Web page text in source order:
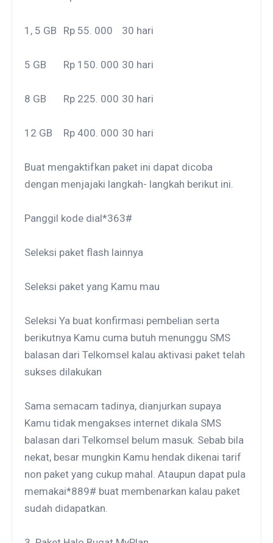
1, 5 GB Rp 55. 000 30 hari
5 GB Rp 150. 000 30 hari
8 GB Rp 225. 000 30 hari
12 GB Rp 400. 000 30 hari
Buat mengaktifkan paket ini dapat dicoba
dengan menjajaki langkah- langkah berikut ini.
Panggil kode dial*363#
Seleksi paket flash lainnya
Seleksi paket yang Kamu mau
Seleksi Ya buat konfirmasi pembelian serta
berikutnya Kamu cuma butuh menunggu SMS
balasan dari Telkomsel kalau aktivasi paket telah
sukses dilakukan
Sama semacam tadinya, dianjurkan supaya
Kamu tidak mengakses internet dikala SMS
balasan dari Telkomsel belum masuk. Sebab bila
nekat, besar mungkin Kamu hendak dikenai tarif
non paket yang cukup mahal. Ataupun dapat pula
memakai*889# buat membenarkan kalau paket
sudah didapatkan.